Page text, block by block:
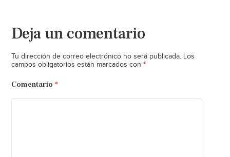
Deja un comentario
Tu dirección de correo electrónico no será publicada. Los
campos obligatorios están marcados con *
Comentario *